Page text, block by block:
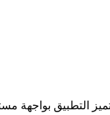
التطبيق